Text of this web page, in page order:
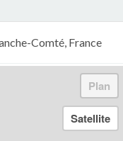
Comté, France